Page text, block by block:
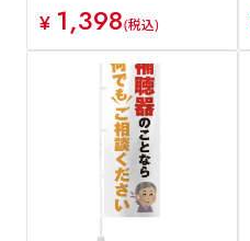
¥ 1,398(税込)